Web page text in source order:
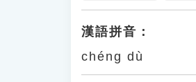
漢語拼音：
chéng dù